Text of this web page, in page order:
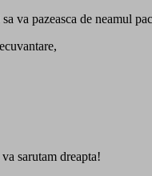
va pazeasca de neamul
sarutam dreapta!